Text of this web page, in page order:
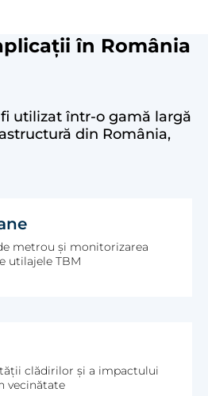
în România
utilizat într-o gamă largă
din România,
metrou și monitorizarea
utilajele TBM
clădirilor și a impactului
vecinătate